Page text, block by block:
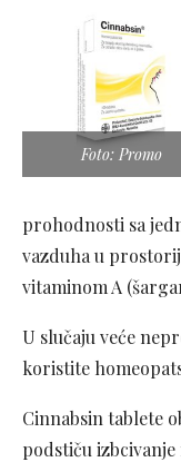
Foto: Promo
prohodnosti sa
vazduha u
vitaminom A
U slučaju veće
koristite
Cinnabsin tablete
podstiču